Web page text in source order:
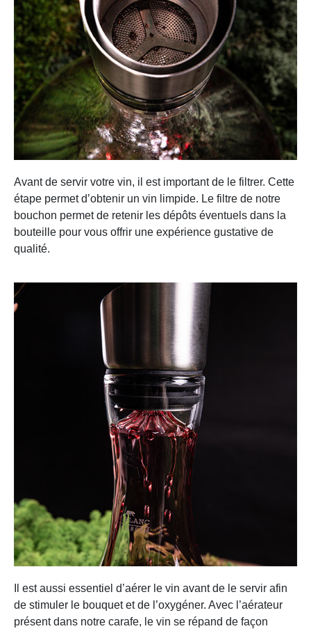
Avant de servir votre vin, il est important de le filtrer. Cette
étape permet d’obtenir un vin limpide. Le filtre de notre
bouchon permet de retenir les dépôts éventuels dans la
bouteille pour vous offrir une expérience gustative de
qualité.
Il est aussi essentiel d’aérer le vin avant de le servir afin
de stimuler le bouquet et de l’oxygéner. Avec l’aérateur
présent dans notre carafe, le vin se répand de façon